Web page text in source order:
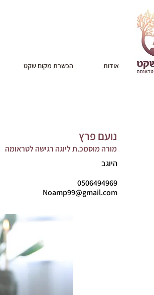
אודות הכשרת מקום שקט
נועם פרץ
מורה מוסמכ.ת ליוגה רגישה לטראומה
היוגב
0506494969
Noamp99@gmail.com